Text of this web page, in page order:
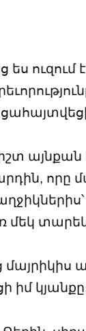
ես
որը
մեկ
մայրիկիս